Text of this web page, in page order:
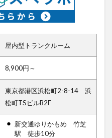
屋内型トランクルーム
8,900円～
東京都港区浜松町2-8-14 浜
松町TSビルB2F
新交通ゆりかもめ 竹芝
駅 徒歩10分